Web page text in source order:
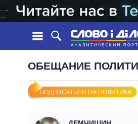
НОВОСТИ
ЛЕНТА
СОБЫТИЯ
СТАТЬИ
ОБЕЩАНИЯ
ОБЕЩАНИЕ
ПОДПИСАТЬСЯ НА ПОЛИТИКА